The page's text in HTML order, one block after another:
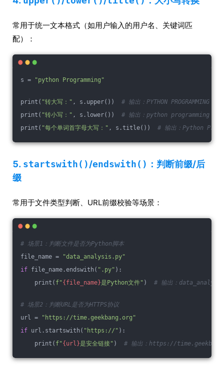
常用于统一文本格式（如用户输入的用户名、关键词匹
配）：
s = "python Programming"
print( "转大写：" , s.upper()) # 输出：PYTHON PROGRAMMING
print( "转小写：" , s.lower()) # 输出：python programming
print( "每个单词首字母大写：" , s.title()) # 输出：Python
5. startswith()/endswith() ：判断前缀/后
缀
常用于文件类型判断、URL前缀校验等场景：
# 场景1：判断文件是否为Python脚本
file_name =
"data_analysis.py"
if file_name.endswith( ".py" ):
print( f"{file_name}是Python文件" ) # 输出：
# 场景2：判断URL是否为HTTPS协议
url =
"https://time.geekbang.org"
if url.startswith( "https://" ):
print( f"{url}是安全链接" ) # 输出：https://